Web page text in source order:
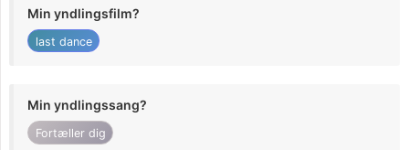
Min yndlingsfilm?
last dance
Min yndlingssang?
Fortæller dig